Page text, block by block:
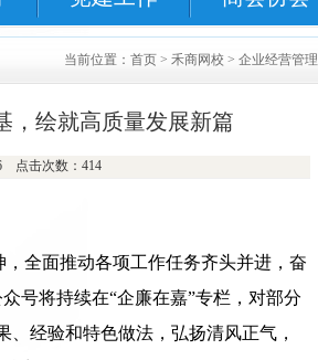
当前位置：首页 > 禾商网校 > 企业经营管理
，绘就高质量发展新篇
点击次数：414
，全面推动各项工作任务齐头并进，奋
号将持续在“企廉在嘉”专栏，对部分
经验和特色做法，弘扬清风正气，